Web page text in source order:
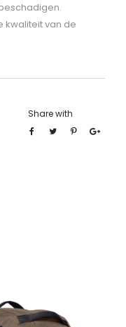
kwaliteit van de
Share with